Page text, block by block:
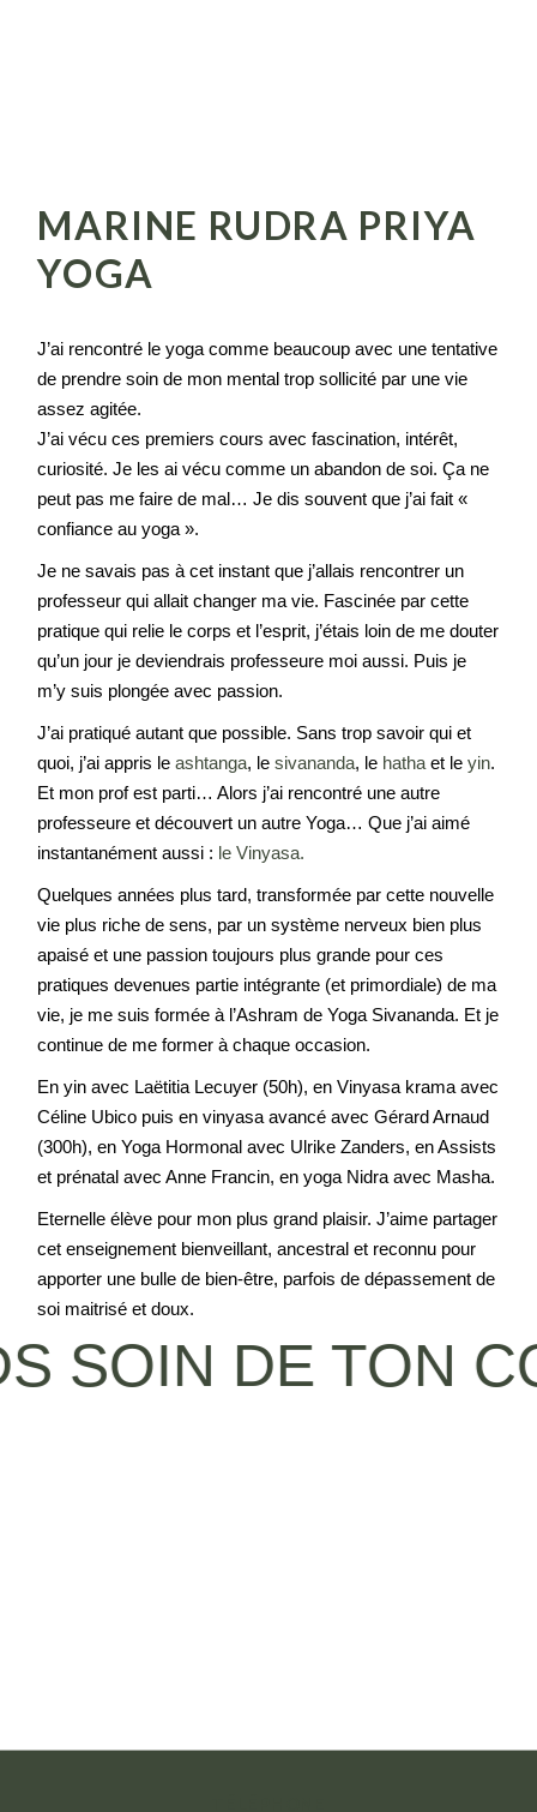
MARINE RUDRA PRIYA
YOGA
J’ai rencontré le yoga comme beaucoup avec une tentative
de prendre soin de mon mental trop sollicité par une vie
assez agitée.
J’ai vécu ces premiers cours avec fascination, intérêt,
curiosité. Je les ai vécu comme un abandon de soi. Ça ne
peut pas me faire de mal… Je dis souvent que j’ai fait «
confiance au yoga ».
Je ne savais pas à cet instant que j’allais rencontrer un
professeur qui allait changer ma vie. Fascinée par cette
pratique qui relie le corps et l’esprit, j’étais loin de me douter
qu’un jour je deviendrais professeure moi aussi. Puis je
m’y suis plongée avec passion.
J’ai pratiqué autant que possible. Sans trop savoir qui et
quoi, j’ai appris leashtanga, lesivananda, le hatha et leyin.
Et mon prof est parti… Alors j’ai rencontré une autre
professeure et découvert un autre Yoga… Que j’ai aimé
instantanément aussi : le Vinyasa.
Quelques années plus tard, transformée par cette nouvelle
vie plus riche de sens, par un système nerveux bien plus
apaisé et une passion toujours plus grande pour ces
pratiques devenues partie intégrante (et primordiale) de ma
vie, je me suis formée à l’Ashram de Yoga Sivananda. Et je
continue de me former à chaque occasion.
En yin avec Laëtitia Lecuyer (50h), en Vinyasa krama avec
Céline Ubico puis en vinyasa avancé avec Gérard Arnaud
(300h), en Yoga Hormonal avec Ulrike Zanders, en Assists
et prénatal avec Anne Francin, en yoga Nidra avec Masha.
Eternelle élève pour mon plus grand plaisir. J’aime partager
cet enseignement bienveillant, ancestral et reconnu pour
apporter une bulle de bien-être, parfois de dépassement de
soi maitrisé et doux.
SOIN DE TON